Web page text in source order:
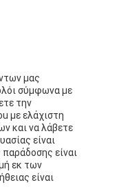
μας
σύμφωνα με
την
με ελάχιστη
και να λάβετε
είναι
είναι
εκ των
είναι